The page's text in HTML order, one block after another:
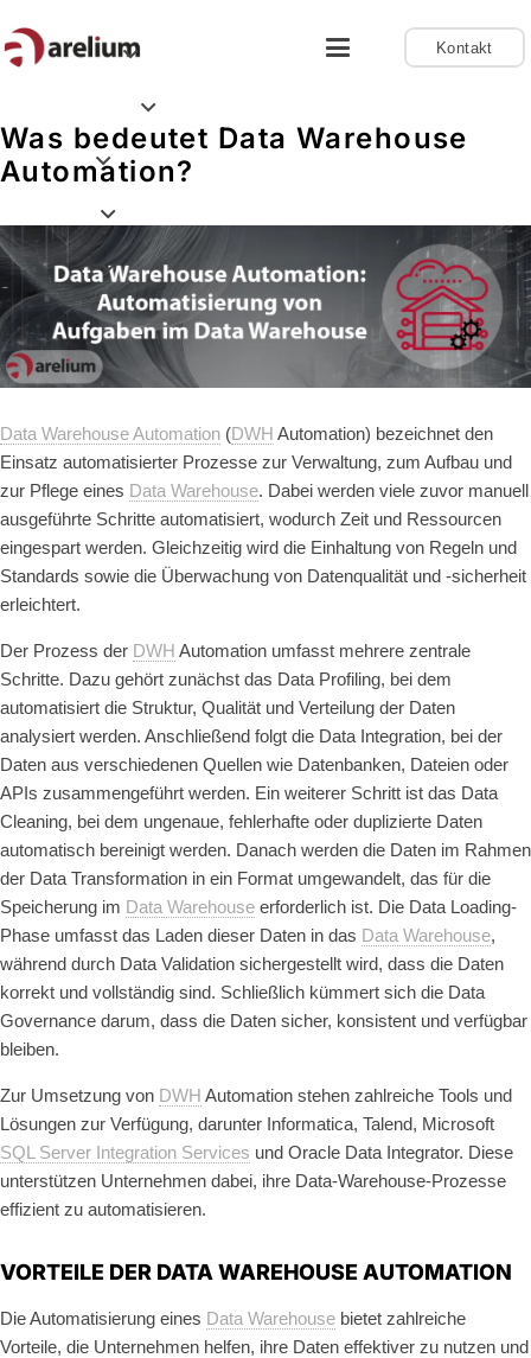
Kontakt
Was bedeutet Data Warehouse
Automation?
Data Warehouse Automation (DWH Automation) bezeichnet den
Einsatz automatisierter Prozesse zur Verwaltung, zum Aufbau und
zur Pflege eines Data Warehouse. Dabei werden viele zuvor manuell
ausgeführte Schritte automatisiert, wodurch Zeit und Ressourcen
eingespart werden. Gleichzeitig wird die Einhaltung von Regeln und
Standards sowie die Überwachung von Datenqualität und -sicherheit
erleichtert.
Der Prozess der DWH Automation umfasst mehrere zentrale
Schritte. Dazu gehört zunächst das Data Profiling, bei dem
automatisiert die Struktur, Qualität und Verteilung der Daten
analysiert werden. Anschließend folgt die Data Integration, bei der
Daten aus verschiedenen Quellen wie Datenbanken, Dateien oder
APIs zusammengeführt werden. Ein weiterer Schritt ist das Data
Cleaning, bei dem ungenaue, fehlerhafte oder duplizierte Daten
automatisch bereinigt werden. Danach werden die Daten im Rahmen
der Data Transformation in ein Format umgewandelt, das für die
Speicherung im Data Warehouse erforderlich ist. Die Data Loading-
Phase umfasst das Laden dieser Daten in das Data Warehouse,
während durch Data Validation sichergestellt wird, dass die Daten
korrekt und vollständig sind. Schließlich kümmert sich die Data
Governance darum, dass die Daten sicher, konsistent und verfügbar
bleiben.
Zur Umsetzung von DWH Automation stehen zahlreiche Tools und
Lösungen zur Verfügung, darunter Informatica, Talend, Microsoft
SQL Server Integration Services und Oracle Data Integrator. Diese
unterstützen Unternehmen dabei, ihre Data-Warehouse-Prozesse
effizient zu automatisieren.
VORTEILE DER DATA WAREHOUSE AUTOMATION
Die Automatisierung eines Data Warehouse bietet zahlreiche
Vorteile, die Unternehmen helfen, ihre Daten effektiver zu nutzen und